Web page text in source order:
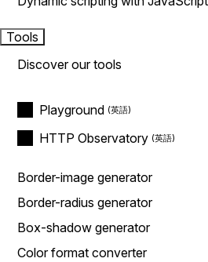
Tools
Discover our tools
Playground
HTTP Observatory
Border-image generator
Border-radius generator
Box-shadow generator
Color format converter